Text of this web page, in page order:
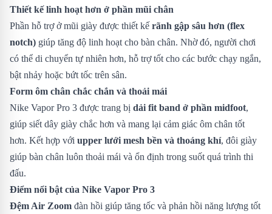
Thiết kế linh hoạt hơn ở phần mũi chân
Phần hỗ trợ ở mũi giày được thiết kế rãnh gập sâu hơn (flex
notch) giúp tăng độ linh hoạt cho bàn chân. Nhờ đó, người chơi
có thể di chuyển tự nhiên hơn, hỗ trợ tốt cho các bước chạy ngắn,
bật nhảy hoặc bứt tốc trên sân.
Form ôm chân chắc chắn và thoải mái
Nike Vapor Pro 3 được trang bị dải fit band ở phần midfoot,
giúp siết dây giày chắc hơn và mang lại cảm giác ôm chân tốt
hơn. Kết hợp với upper lưới mesh bền và thoáng khí, đôi giày
giúp bàn chân luôn thoải mái và ổn định trong suốt quá trình thi
đấu.
Điểm nổi bật của Nike Vapor Pro 3
Đệm Air Zoom đàn hồi giúp tăng tốc và phản hồi năng lượng tốt